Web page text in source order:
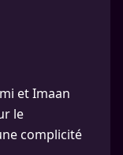
et Imaan
le
complicité